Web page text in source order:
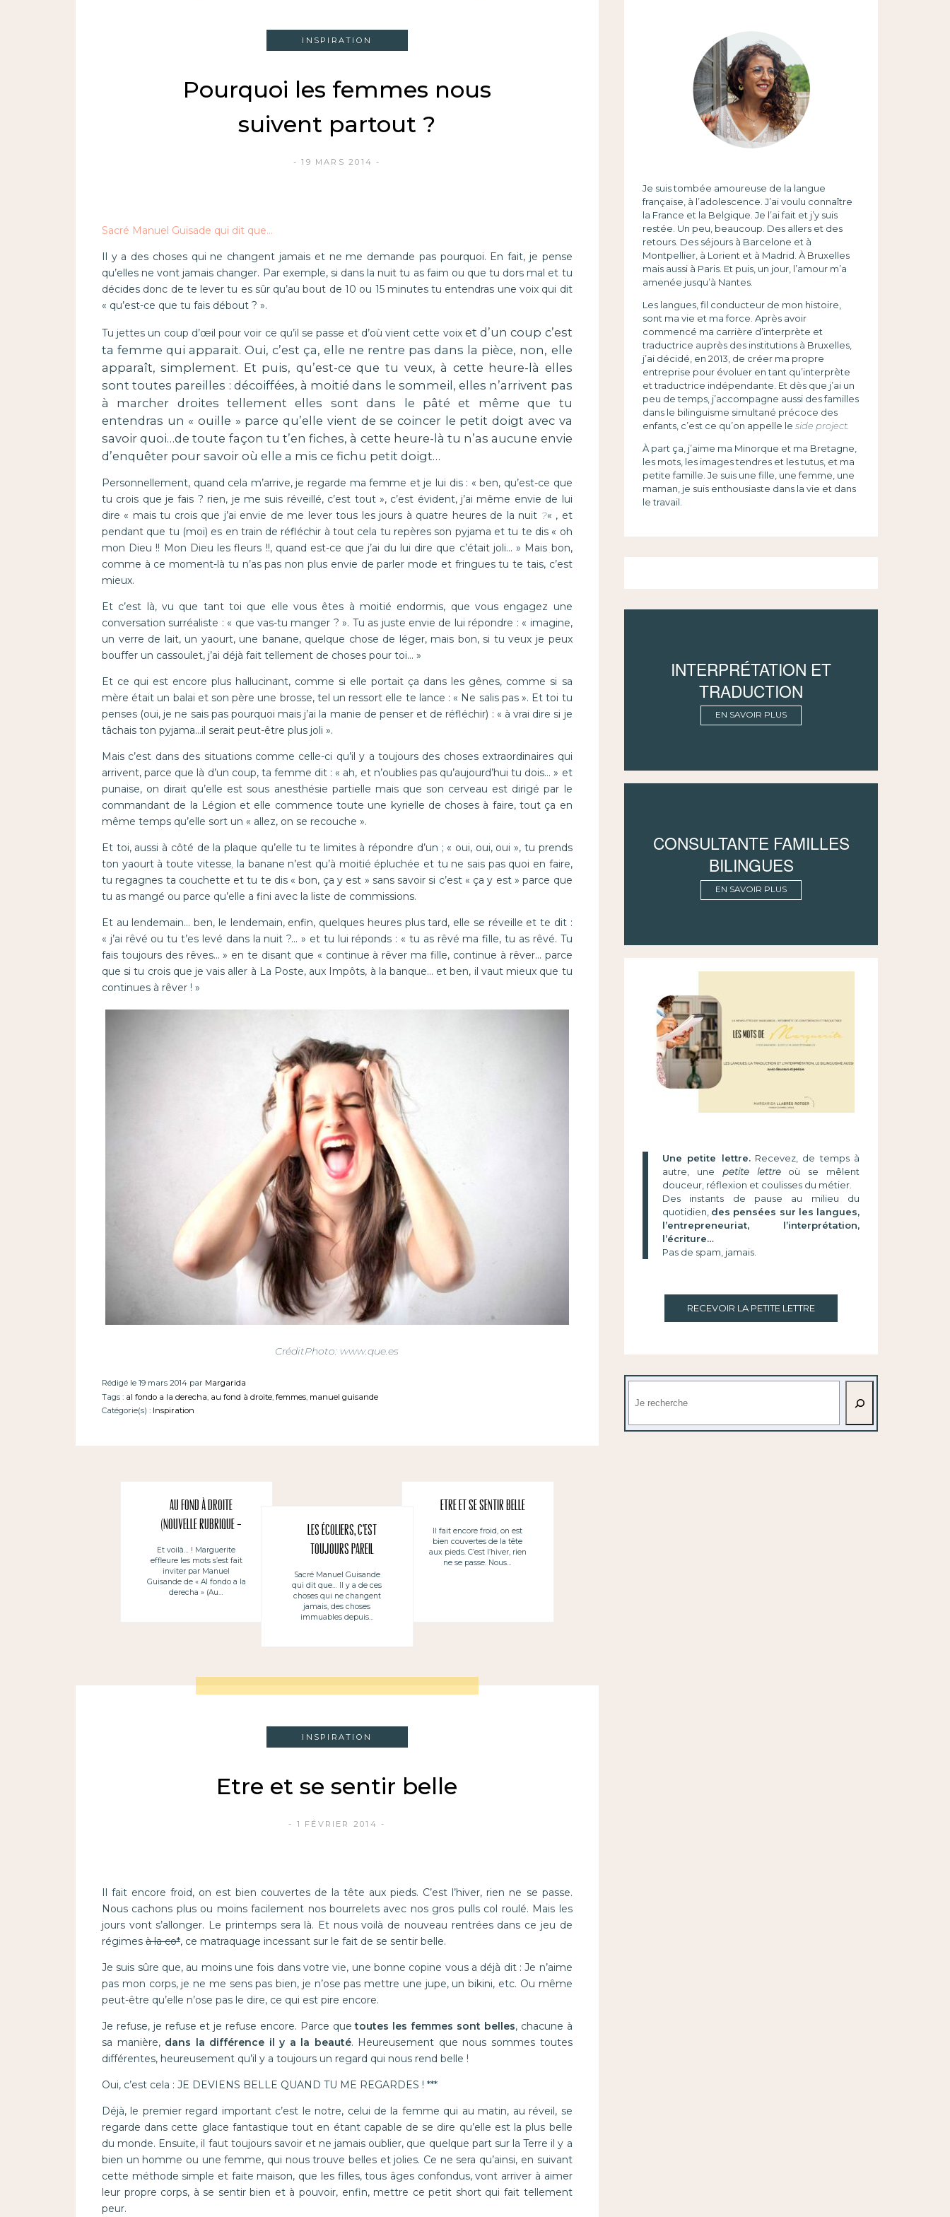
INSPIRATION
Pourquoi les femmes nous
suivent partout ?
19 MARS 2014
Sacré Manuel Guisade qui dit que…
Il y a des choses qui ne changent jamais et ne me demande pas pourquoi. En fait, je pense
qu’elles ne vont jamais changer. Par exemple, si dans la nuit tu as faim ou que tu dors mal et tu
décides donc de te lever tu es sûr qu’au bout de 10 ou 15 minutes tu entendras une voix qui dit
« qu’est-ce que tu fais débout ? ».
Tu jettes un coup d’œil pour voir ce qu’il se passe et d’où vient cette voixet d’un coup c’est
ta femme qui apparait. Oui, c’est ça, elle ne rentre pas dans la pièce, non, elle
apparaît, simplement. Et puis, qu’est-ce que tu veux, à cette heure-là elles
sont toutes pareilles : décoiffées, à moitié dans le sommeil, elles n’arrivent pas
à marcher droites tellement elles sont dans le pâté et même que tu
entendras un « ouille » parce qu’elle vient de se coincer le petit doigt avec va
savoir quoi…de toute façon tu t’en fiches, à cette heure-là tu n’as aucune envie
d’enquêter pour savoir où elle a mis ce fichu petit doigt…
Personnellement, quand cela m’arrive, je regarde ma femme et je lui dis : « ben, qu’est-ce que
tu crois que je fais ? rien, je me suis réveillé, c’est tout », c’est évident, j’ai même envie de lui
dire « mais tu crois que j’ai envie de me lever tous les jours à quatre heures de la nuit ?« , et
pendant que tu (moi) es en train de réfléchir à tout cela tu repères son pyjama et tu te dis « oh
mon Dieu !! Mon Dieu les fleurs !!, quand est-ce que j’ai du lui dire que c’était joli… » Mais bon,
comme à ce moment-là tu n’as pas non plus envie de parler mode et fringues tu te tais, c’est
mieux.
Et c’est là, vu que tant toi que elle vous êtes à moitié endormis, que vous engagez une
conversation surréaliste : « que vas-tu manger ? ». Tu as juste envie de lui répondre : « imagine,
un verre de lait, un yaourt, une banane, quelque chose de léger, mais bon, si tu veux je peux
bouffer un cassoulet, j’ai déjà fait tellement de choses pour toi… »
Et ce qui est encore plus hallucinant, comme si elle portait ça dans les gênes, comme si sa
mère était un balai et son père une brosse, tel un ressort elle te lance : « Ne salis pas ». Et toi tu
penses (oui, je ne sais pas pourquoi mais j’ai la manie de penser et de réfléchir) : « à vrai dire si je
tâchais ton pyjama…il serait peut-être plus joli ».
Mais c’est dans des situations comme celle-ci qu’il y a toujours des choses extraordinaires qui
arrivent, parce que là d’un coup, ta femme dit : « ah, et n’oublies pas qu’aujourd’hui tu dois… » et
punaise, on dirait qu’elle est sous anesthésie partielle mais que son cerveau est dirigé par le
commandant de la Légion et elle commence toute une kyrielle de choses à faire, tout ça en
même temps qu’elle sort un « allez, on se recouche ».
Et toi, aussi à côté de la plaque qu’elle tu te limites à répondre d’un ; « oui, oui, oui », tu prends
ton yaourt à toute vitesse, la banane n’est qu’à moitié épluchée et tu ne sais pas quoi en faire,
tu regagnes ta couchette et tu te dis « bon, ça y est » sans savoir si c’est « ça y est » parce que
tu as mangé ou parce qu’elle a fini avec la liste de commissions.
Et au lendemain… ben, le lendemain, enfin, quelques heures plus tard, elle se réveille et te dit :
« j’ai rêvé ou tu t’es levé dans la nuit ?… » et tu lui réponds : « tu as rêvé ma fille, tu as rêvé. Tu
fais toujours des rêves… » en te disant que « continue à rêver ma fille, continue à rêver… parce
que si tu crois que je vais aller à La Poste, aux Impôts, à la banque… et ben, il vaut mieux que tu
continues à rêver ! »
CréditPhoto: www.que.es
Rédigé le 19 mars 2014 par Margarida
Tags : al fondo a la derecha, au fond à droite, femmes, manuel guisande
Catégorie(s) : Inspiration
Au fond à droite
(nouvelle rubrique –
Partenariat)
Et voilà… ! Marguerite
effleure les mots s’est fait
inviter par Manuel
Guisande de « Al fondo a la
derecha » (Au…
Les écoliers, c’est
toujours pareil
Sacré Manuel Guisande
qui dit que… Il y a de ces
choses qui ne changent
jamais, des choses
immuables depuis…
Etre et se sentir belle
Il fait encore froid, on est
bien couvertes de la tête
aux pieds. C’est l’hiver, rien
ne se passe. Nous…
INSPIRATION
Etre et se sentir belle
1 FÉVRIER 2014
Il fait encore froid, on est bien couvertes de la tête aux pieds. C’est l’hiver, rien ne se passe.
Nous cachons plus ou moins facilement nos bourrelets avec nos gros pulls col roulé. Mais les
jours vont s’allonger. Le printemps sera là. Et nous voilà de nouveau rentrées dans ce jeu de
régimes à la co*, ce matraquage incessant sur le fait de se sentir belle.
Je suis sûre que, au moins une fois dans votre vie, une bonne copine vous a déjà dit : Je n’aime
pas mon corps, je ne me sens pas bien, je n’ose pas mettre une jupe, un bikini, etc. Ou même
peut-être qu’elle n’ose pas le dire, ce qui est pire encore.
Je refuse, je refuse et je refuse encore. Parce quetoutes les femmes sont belles, chacune à
sa manière, dans la différence il y a la beauté. Heureusement que nous sommes toutes
différentes, heureusement qu’il y a toujours un regard qui nous rend belle !
Oui, c’est cela : JE DEVIENS BELLE QUAND TU ME REGARDES ! ***
Déjà, le premier regard important c’est le notre, celui de la femme qui au matin, au réveil, se
regarde dans cette glace fantastique tout en étant capable de se dire qu’elle est la plus belle
du monde. Ensuite, il faut toujours savoir et ne jamais oublier, que quelque part sur la Terre il y a
bien un homme ou une femme, qui nous trouve belles et jolies. Ce ne sera qu’ainsi, en suivant
cette méthode simple et faite maison, que les filles, tous âges confondus, vont arriver à aimer
leur propre corps, à se sentir bien et à pouvoir, enfin, mettre ce petit short qui fait tellement
peur.
Je suis tombée amoureuse de la langue
française, à l’adolescence. J’ai voulu connaître
la France et la Belgique. Je l’ai fait et j’y suis
restée. Un peu, beaucoup. Des allers et des
retours. Des séjours à Barcelone et à
Montpellier, à Lorient et à Madrid. À Bruxelles
mais aussi à Paris. Et puis, un jour, l’amour m’a
amenée jusqu’à Nantes.
Les langues, fil conducteur de mon histoire,
sont ma vie et ma force. Après avoir
commencé ma carrière d’interprète et
traductrice auprès des institutions à Bruxelles,
j’ai décidé, en 2013, de créer ma propre
entreprise pour évoluer en tant qu’interprète
et traductrice indépendante. Et dès que j’ai un
peu de temps, j’accompagne aussi des familles
dans le bilinguisme simultané précoce des
enfants, c’est ce qu’on appelle le side project.
À part ça, j’aime ma Minorque et ma Bretagne,
les mots, les images tendres et les tutus, et ma
petite famille. Je suis une fille, une femme, une
maman, je suis enthousiaste dans la vie et dans
le travail.
INTERPRÉTATION ET
TRADUCTION
EN SAVOIR PLUS
CONSULTANTE FAMILLES
BILINGUES
EN SAVOIR PLUS
Une petite lettre.Recevez, de temps à
autre, une petite lettreoù se mêlent
douceur, réflexion et coulisses du métier.
Des instants de pause au milieu du
quotidien, des pensées sur les langues,
l’entrepreneuriat, l’interprétation,
l’écriture…
Pas de spam, jamais.
RECEVOIR LA PETITE LETTRE